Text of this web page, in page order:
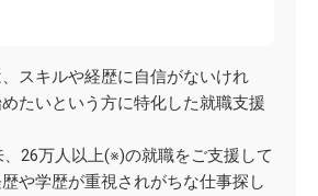
スキルや経歴に自信がないけれ
たいという方に特化した就職支援
26万人以上(※)の就職をご支援して
や学歴が重視されがちな仕事探し